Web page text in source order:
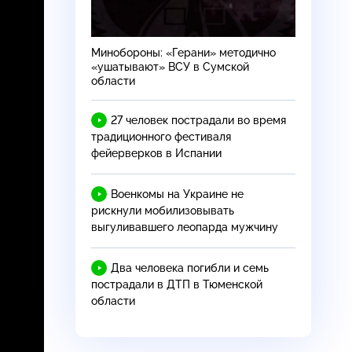
Минобороны: «Герани» методично
«ушатывают» ВСУ в Сумской
области
27 человек пострадали во время
традиционного фестиваля
фейерверков в Испании
Военкомы на Украине не
рискнули мобилизовывать
выгуливавшего леопарда мужчину
Два человека погибли и семь
пострадали в ДТП в Тюменской
области